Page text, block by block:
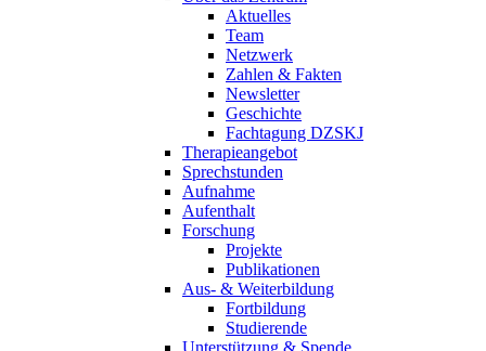
Aktuelles
Team
Netzwerk
Zahlen & Fakten
Newsletter
Geschichte
Fachtagung DZSKJ
Therapieangebot
Sprechstunden
Aufnahme
Aufenthalt
Forschung
Projekte
Publikationen
Aus- & Weiterbildung
Fortbildung
Studierende
Unterstützung & Spende